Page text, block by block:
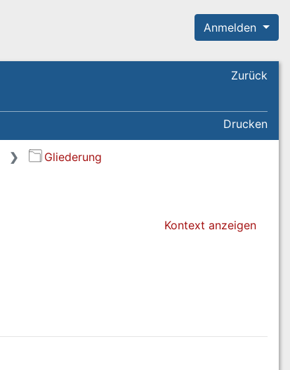
Anmelden
Zurück
Drucken
Gliederung
Kontext anzeigen